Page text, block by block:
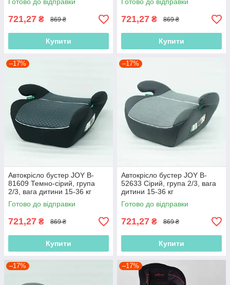
Готово до відправки
721,27 ₴ 869 ₴
Купити
Готово до відправки
721,27 ₴ 869 ₴
Купити
–17%
Автокрісло бустер JOY B-
81609 Темно-сірий, група
2/3, вага дитини 15-36 кг
Готово до відправки
721,27 ₴ 869 ₴
Купити
–17%
Автокрісло бустер JOY B-
52633 Сірий, група 2/3, вага
дитини 15-36 кг
Готово до відправки
721,27 ₴ 869 ₴
Купити
–17% –17%